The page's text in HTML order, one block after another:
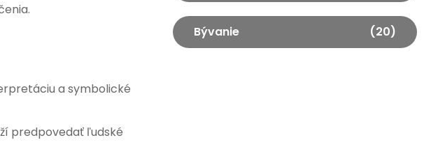
a symbolické
predpovedať ľudské
Bývanie (20)